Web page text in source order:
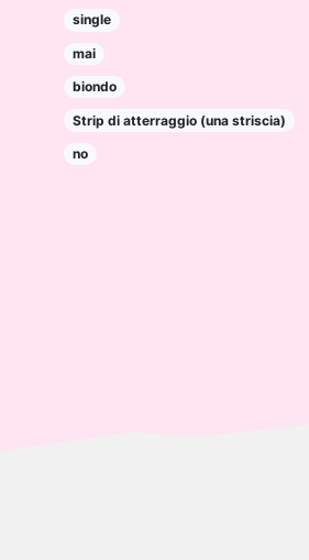
single
mai
biondo
Strip di atterraggio (una striscia)
no